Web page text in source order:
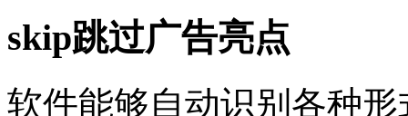
skip跳过广告亮点
软件能够自动识别各种